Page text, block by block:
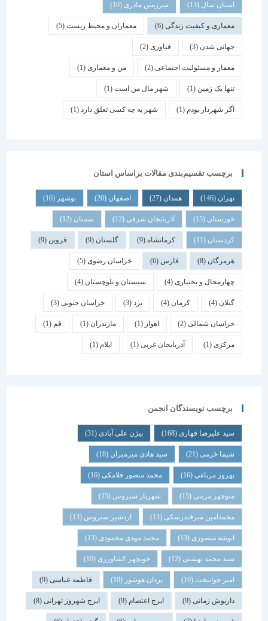
استان سال(13) سرزمین مادری(10)
معماری و کیفیت زندگی(6) معماران و محیط زیست(5)
جهانی شدن(3) فناوری (2)
معمار و مسئولیت اجتماعی (2) من و معماری (1)
تنها یک زمین(1) شهر مال من است(1)
اگر شهردار بودم (1) شهر به چه کسی تعلق دارد(1)
برچسب تقسیم‌بندی مقالات براساس استان
همدان اصفهان (20) بوشهر
خوزستان(15) آذربایجان شرقی(12) سمنان (12)
کردستان(11) کرمانشاه(9) گلستان (9) قزوین
هرمزگان(8) فارس خراسان رضوی(5)
چهارمحال و بختیاری (4) سیستان و بلوچستان(4)
کرمان یزد خراسان جنوبی(3)
خراسان شمالی(2) اهواز مازندران(1) قم
(1) آذربایجان غربی(1) ایلام
برچسب نویسندگان انجمن
سید علیرضا قهاری(168) بیژن علی آبادی(31)
شیما خرمی(21) سید هادی میرمیران(18)
بهروز مرباغی (16) محمد منصور فلامکی (16)
منوچهر مزینی(15) شهریار سیروس(15)
محمدامین میرفندرسکی(13) اردشیر سیروس(13)
انوشه منصوری(13) محمد مهدی محمودی(13)
سید محمد بهشتی(12) خوبچهر کشاورزی(10)
امیر جوانبخت(10) یزدان هوشور(10) فاطمه عباسی(9)
داریوش زمانی(9) ایرج اعتصام(9) ایرج شهروز تهرانی(8)